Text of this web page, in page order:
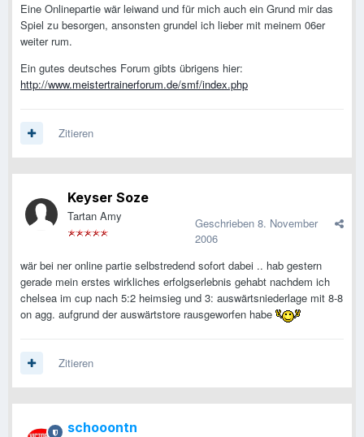
Eine Onlinepartie wär leiwand und für mich auch ein Grund mir das
Spiel zu besorgen, ansonsten grundel ich lieber mit meinem 06er
weiter rum.
Ein gutes deutsches Forum gibts übrigens hier:
http://www.meistertrainerforum.de/smf/index.php
Zitieren
Keyser Soze
Tartan Amy Geschrieben 8. November
2006
wär bei ner online partie selbstredend sofort dabei .. hab gestern
gerade mein erstes wirkliches erfolgserlebnis gehabt nachdem ich
chelsea im cup nach 5:2 heimsieg und 3: auswärtsniederlage mit 8-8
on agg. aufgrund der auswärtstore rausgeworfen habe
Zitieren
schooontn